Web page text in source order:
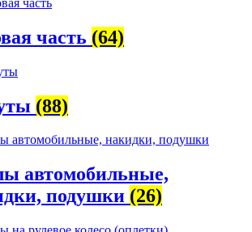
часть (64)
(88)
автомобильные,
подушки (26)